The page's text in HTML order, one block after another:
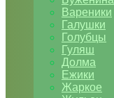
Вареники
Галушки
Голубцы
Гуляш
Долма
Ежики
Жаркое